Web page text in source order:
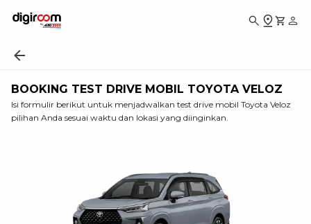
BOOKING TEST DRIVE MOBIL TOYOTA VELOZ
Isi formulir berikut untuk menjadwalkan test drive mobil Toyota Veloz
pilihan Anda sesuai waktu dan lokasi yang diinginkan.